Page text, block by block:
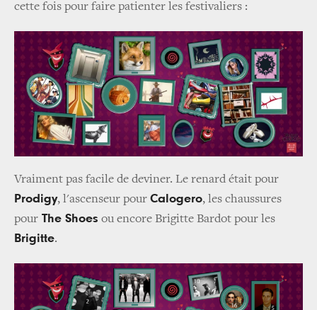
cette fois pour faire patienter les festivaliers :
Vraiment pas facile de deviner. Le renard était pour
Prodigy, l'ascenseur pour Calogero, les chaussures
pour The Shoes ou encore Brigitte Bardot pour les
Brigitte.